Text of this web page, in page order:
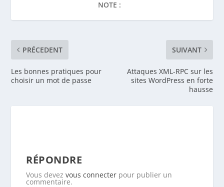
NOTE :
PRÉCEDENT
Les bonnes pratiques pour
choisir un mot de passe
SUIVANT
Attaques XML-RPC sur les
sites WordPress en forte
hausse
RÉPONDRE
Vous devezvous connecter pour publier un
commentaire.